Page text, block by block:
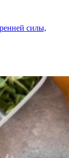
силы,